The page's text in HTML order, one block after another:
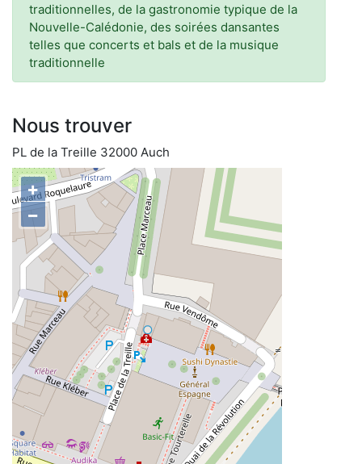
traditionnelles, de la gastronomie typique de la
Nouvelle-Calédonie, des soirées dansantes
telles que concerts et bals et de la musique
traditionnelle
Nous trouver
PL de la Treille 32000 Auch
+
−